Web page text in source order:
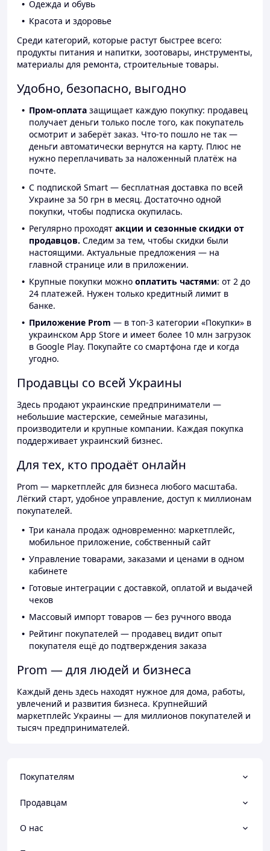
Одежда и обувь
Красота и здоровье
Среди категорий, которые растут быстрее всего:
продукты питания и напитки, зоотовары, инструменты,
материалы для ремонта, строительные товары.
Удобно, безопасно, выгодно
Пром-оплата защищает каждую покупку: продавец
получает деньги только после того, как покупатель
осмотрит и заберёт заказ. Что-то пошло не так —
деньги автоматически вернутся на карту. Плюс не
нужно переплачивать за наложенный платёж на
почте.
С подпиской Smart — бесплатная доставка по всей
Украине за 50 грн в месяц. Достаточно одной
покупки, чтобы подписка окупилась.
Регулярно проходят акции и сезонные скидки от
продавцов. Следим за тем, чтобы скидки были
настоящими. Актуальные предложения — на
главной странице или в приложении.
Крупные покупки можно оплатить частями: от 2 до
24 платежей. Нужен только кредитный лимит в
банке.
Приложение Prom — в топ-3 категории «Покупки» в
украинском App Store и имеет более 10 млн загрузок
в Google Play. Покупайте со смартфона где и когда
угодно.
Продавцы со всей Украины
Здесь продают украинские предприниматели —
небольшие мастерские, семейные магазины,
производители и крупные компании. Каждая покупка
поддерживает украинский бизнес.
Для тех, кто продаёт онлайн
Prom — маркетплейс для бизнеса любого масштаба.
Лёгкий старт, удобное управление, доступ к миллионам
покупателей.
Три канала продаж одновременно: маркетплейс,
мобильное приложение, собственный сайт
Управление товарами, заказами и ценами в одном
кабинете
Готовые интеграции с доставкой, оплатой и выдачей
чеков
Массовый импорт товаров — без ручного ввода
Рейтинг покупателей — продавец видит опыт
покупателя ещё до подтверждения заказа
Prom — для людей и бизнеса
Каждый день здесь находят нужное для дома, работы,
увлечений и развития бизнеса. Крупнейший
маркетплейс Украины — для миллионов покупателей и
тысяч предпринимателей.
Покупателям
Продавцам
О нас